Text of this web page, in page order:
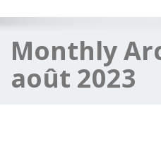
Monthly
août 2023